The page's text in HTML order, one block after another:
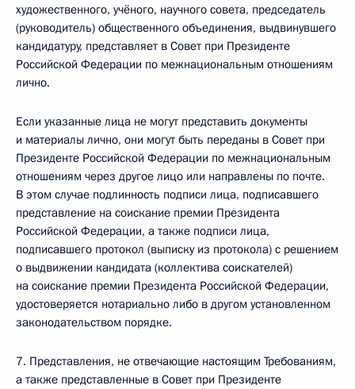
художественного, учёного, научного совета, председатель
(руководитель) общественного объединения, выдвинувшего
кандидатуру, представляет в Совет при Президенте
Российской Федерации по межнациональным отношениям
лично.
Если указанные лица не могут представить документы
и материалы лично, они могут быть переданы в Совет при
Президенте Российской Федерации по межнациональным
отношениям через другое лицо или направлены по почте.
В этом случае подлинность подписи лица, подписавшего
представление на соискание премии Президента
Российской Федерации, а также подписи лица,
подписавшего протокол (выписку из протокола) с решением
о выдвижении кандидата (коллектива соискателей)
на соискание премии Президента Российской Федерации,
удостоверяется нотариально либо в другом установленном
законодательством порядке.
7. Представления, не отвечающие настоящим Требованиям,
а также представленные в Совет при Президенте